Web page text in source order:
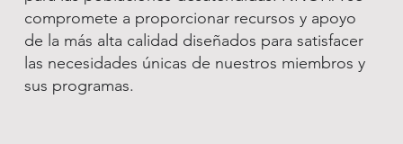
compromete a proporcionar recursos y apoyo
de la más alta calidad diseñados para satisfacer
las necesidades únicas de nuestros miembros y
sus programas.